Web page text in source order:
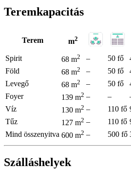
Teremkapacitás
Terem m2
Spirit 68 m2 – 50 fő
Föld
68 m2 – 50 fő
Levegő
68 m2 – 50 fő
Foyer
139 m2 – –
Víz
130 m2 – 110 fő
Tűz
127 m2 – 110 fő
Mind összenyitva 600 m2 – 500 fő
Szálláshelyek